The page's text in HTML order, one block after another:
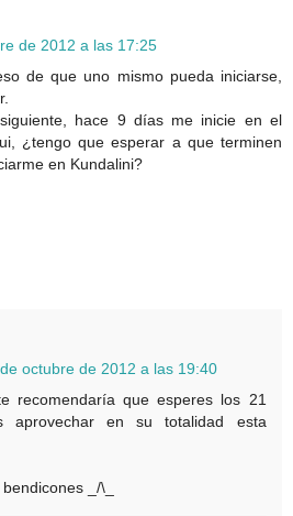
de 2012 a las 17:25
de que uno mismo pueda iniciarse,
hace 9 días me inicie en el
¿tengo que esperar a que terminen
en Kundalini?
octubre de 2012 a las 19:40
recomendaría que esperes los 21
aprovechar en su totalidad esta
_/\_